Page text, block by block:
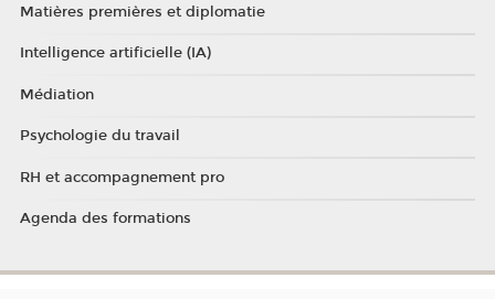
Matières premières et diplomatie
Intelligence artificielle (IA)
Médiation
Psychologie du travail
RH et accompagnement pro
Agenda des formations